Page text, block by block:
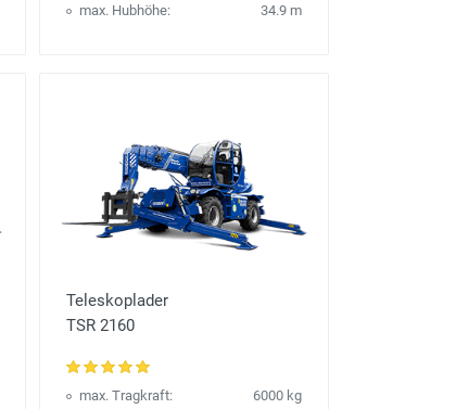
max. Hubhöhe:
34.9 m
Teleskoplader
TSR 2160
max. Tragkraft:
6000 kg